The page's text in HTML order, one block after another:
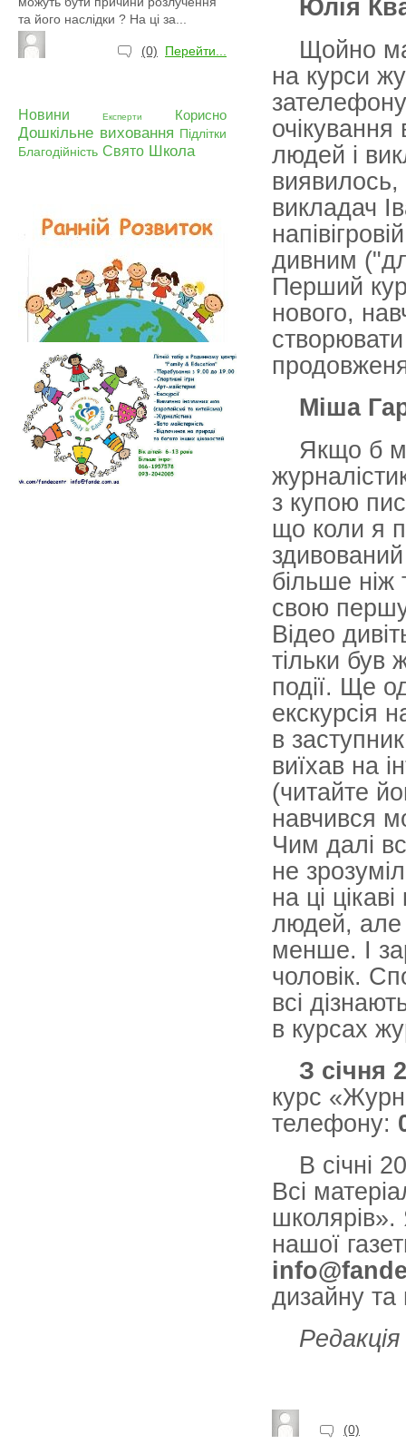
та його наслідки ? На ці за...
(0) Перейти...
Новини Експерти Корисно
Дошкільне виховання Підлітки
Благодійність Свято Школа
Юлія
Щойно
на курси
очікування
людей і
викладач
дивним
Перший
нового,
Міша
Якщо б
з купою
що коли я
більше ніж
свою
Відео
тільки був
події. Ще
екскурсія
в
виїхав на
(читайте
навчився
Чим далі
не
на ці
людей, але
менше. І
чоловік.
всі
в курсах
З січня
курс
телефону:
В січні
Всі
нашої
info@
дизайну та
(0)